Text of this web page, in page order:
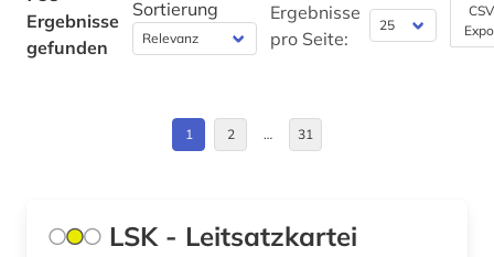
ausstellung (1)
auswanderer (1)
autograph (1)
autor (1)
Großbritannien (3)
Ergebnisse
gefunden
Sortierung
Ergebnisse
pro Seite:
1 2 … 31
LSK - Leitsatzkartei